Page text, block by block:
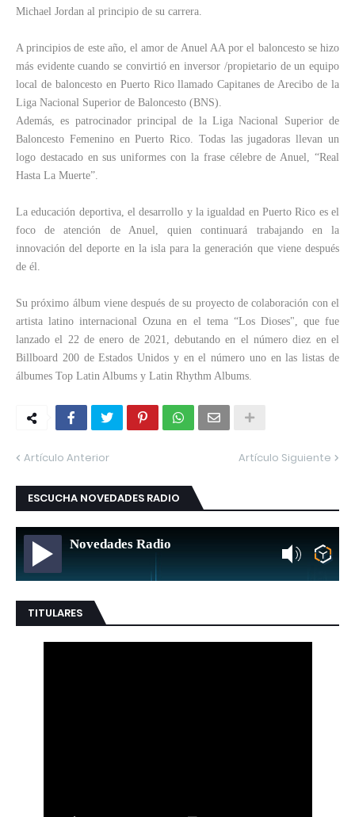
Michael Jordan al principio de su carrera.
A principios de este año, el amor de Anuel AA por el baloncesto se hizo
más evidente cuando se convirtió en inversor /propietario de un equipo
local de baloncesto en Puerto Rico llamado Capitanes de Arecibo de la
Liga Nacional Superior de Baloncesto (BNS).
Además, es patrocinador principal de la Liga Nacional Superior de
Baloncesto Femenino en Puerto Rico. Todas las jugadoras llevan un
logo destacado en sus uniformes con la frase célebre de Anuel, “Real
Hasta La Muerte”.
La educación deportiva, el desarrollo y la igualdad en Puerto Rico es el
foco de atención de Anuel, quien continuará trabajando en la
innovación del deporte en la isla para la generación que viene después
de él.
Su próximo álbum viene después de su proyecto de colaboración con el
artista latino internacional Ozuna en el tema “Los Dioses", que fue
lanzado el 22 de enero de 2021, debutando en el número diez en el
Billboard 200 de Estados Unidos y en el número uno en las listas de
álbumes Top Latin Albums y Latin Rhythm Albums.
Artículo Anterior Artículo Siguiente
ESCUCHA NOVEDADES RADIO
Novedades Radio
TITULARES